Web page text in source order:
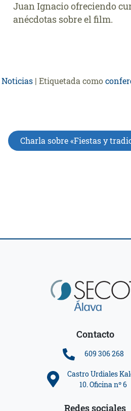
Juan Ignacio ofreciendo
anécdotas sobre el film.
Noticias | Etiquetada como
Contacto
609 306 268
Castro Urdiales
10. Oficina nº 6
Redes sociales